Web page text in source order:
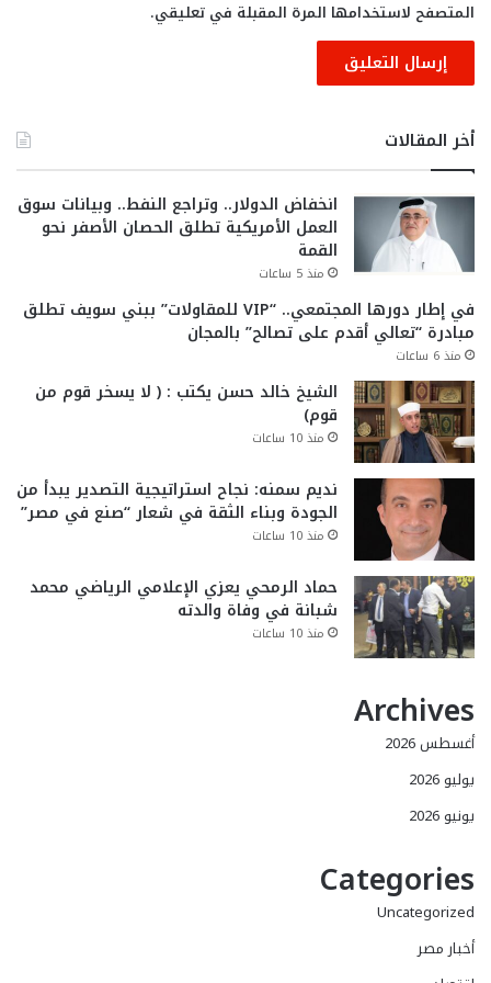
المتصفح لاستخدامها المرة المقبلة في تعليقي.
أخر المقالات
انخفاض الدولار.. وتراجع النفط.. وبيانات سوق
العمل الأمريكية تطلق الحصان الأصفر نحو
القمة
منذ 5 ساعات
في إطار دورها المجتمعي.. “VIP للمقاولات” ببني سويف تطلق
مبادرة “تعالي أقدم على تصالح” بالمجان
منذ 6 ساعات
الشيخ خالد حسن يكتب : ( لا يسخر قوم من
قوم)
منذ 10 ساعات
نديم سمنه: نجاح استراتيجية التصدير يبدأ من
الجودة وبناء الثقة في شعار “صنع في مصر”
منذ 10 ساعات
حماد الرمحي يعزي الإعلامي الرياضي محمد
شبانة في وفاة والدته
منذ 10 ساعات
Archives
أغسطس 2026
يوليو 2026
يونيو 2026
Categories
Uncategorized
أخبار مصر